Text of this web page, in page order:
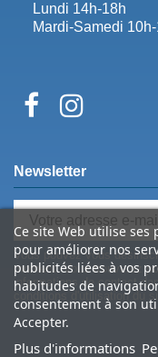
Lundi 14h-18h
Mardi-Samedi
Ce site Web utilise ses
pour améliorer nos
publicités liées à vos
habitudes de
consentement à son
Accepter.
Plus d'informations
Newsletter
Vous pouvez vous
moment. Vous trouverez
informations de contact
conditions d'utilisation du